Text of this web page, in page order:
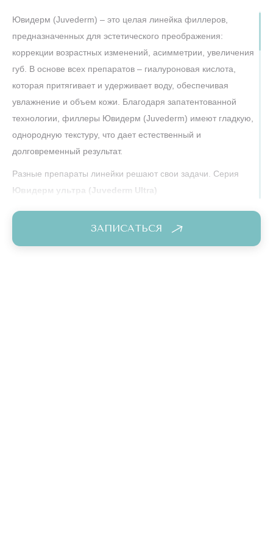
Ювидерм (Juvederm) – это целая линейка филлеров,
предназначенных для эстетического преображения:
коррекции возрастных изменений, асимметрии, увеличения
губ. В основе всех препаратов – гиалуроновая кислота,
которая притягивает и удерживает воду, обеспечивая
увлажнение и объем кожи. Благодаря запатентованной
технологии, филлеры Ювидерм (Juvederm) имеют гладкую,
однородную текстуру, что дает естественный и
долговременный результат.
Разные препараты линейки решают свои задачи. Серия
Ювидерм ультра (Juvederm Ultra)
Ювидерм ультра 3 (Juvederm Ultra 3): предназначен для
ЗАПИСАТЬСЯ